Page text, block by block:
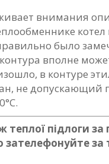
внимания
было
вполне
в контуре
не
підлоги
зателефонуйте за